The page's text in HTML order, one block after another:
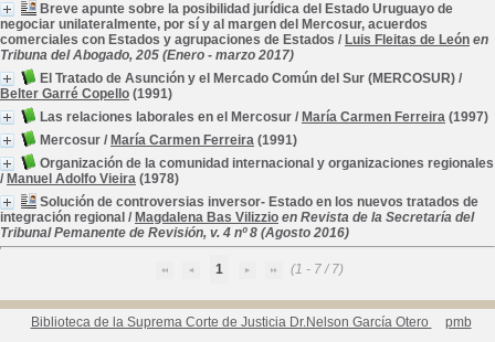
Breve apunte sobre la posibilidad jurídica del Estado Uruguayo de
negociar unilateralmente, por sí y al margen del Mercosur, acuerdos
comerciales con Estados y agrupaciones de Estados / Luis Fleitas de León en
Tribuna del Abogado, 205 (Enero - marzo 2017)
El Tratado de Asunción y el Mercado Común del Sur (MERCOSUR) /
Belter Garré Copello (1991)
Las relaciones laborales en el Mercosur / María Carmen Ferreira (1997)
Mercosur / María Carmen Ferreira (1991)
Organización de la comunidad internacional y organizaciones regionales
/ Manuel Adolfo Vieira (1978)
Solución de controversias inversor- Estado en los nuevos tratados de
integración regional / Magdalena Bas Vilizzio en Revista de la Secretaría del
Tribunal Pemanente de Revisión, v. 4 nº 8 (Agosto 2016)
1 (1 - 7 / 7)
Biblioteca de la Suprema Corte de Justicia Dr.Nelson García Otero pmb